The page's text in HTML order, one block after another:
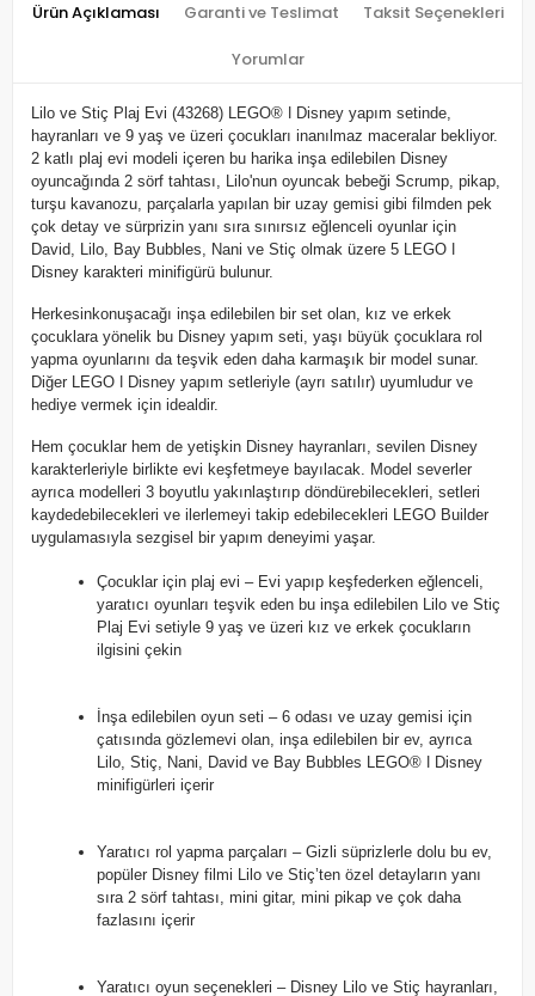
Ürün Açıklaması Garanti ve Teslimat Taksit Seçenekleri
Yorumlar
Lilo ve Stiç Plaj Evi (43268) LEGO® ǀ Disney yapım setinde,
hayranları ve 9 yaş ve üzeri çocukları inanılmaz maceralar bekliyor.
2 katlı plaj evi modeli içeren bu harika inşa edilebilen Disney
oyuncağında 2 sörf tahtası, Lilo'nun oyuncak bebeği Scrump, pikap,
turşu kavanozu, parçalarla yapılan bir uzay gemisi gibi filmden pek
çok detay ve sürprizin yanı sıra sınırsız eğlenceli oyunlar için
David, Lilo, Bay Bubbles, Nani ve Stiç olmak üzere 5 LEGO ǀ
Disney karakteri minifigürü bulunur.
Herkesinkonuşacağı inşa edilebilen bir set olan, kız ve erkek
çocuklara yönelik bu Disney yapım seti, yaşı büyük çocuklara rol
yapma oyunlarını da teşvik eden daha karmaşık bir model sunar.
Diğer LEGO ǀ Disney yapım setleriyle (ayrı satılır) uyumludur ve
hediye vermek için idealdir.
Hem çocuklar hem de yetişkin Disney hayranları, sevilen Disney
karakterleriyle birlikte evi keşfetmeye bayılacak. Model severler
ayrıca modelleri 3 boyutlu yakınlaştırıp döndürebilecekleri, setleri
kaydedebilecekleri ve ilerlemeyi takip edebilecekleri LEGO Builder
uygulamasıyla sezgisel bir yapım deneyimi yaşar.
Çocuklar için plaj evi – Evi yapıp keşfederken eğlenceli,
yaratıcı oyunları teşvik eden bu inşa edilebilen Lilo ve Stiç
Plaj Evi setiyle 9 yaş ve üzeri kız ve erkek çocukların
ilgisini çekin
İnşa edilebilen oyun seti – 6 odası ve uzay gemisi için
çatısında gözlemevi olan, inşa edilebilen bir ev, ayrıca
Lilo, Stiç, Nani, David ve Bay Bubbles LEGO® ǀ Disney
minifigürleri içerir
Yaratıcı rol yapma parçaları – Gizli süprizlerle dolu bu ev,
popüler Disney filmi Lilo ve Stiç’ten özel detayların yanı
sıra 2 sörf tahtası, mini gitar, mini pikap ve çok daha
fazlasını içerir
Yaratıcı oyun seçenekleri – Disney Lilo ve Stiç hayranları,